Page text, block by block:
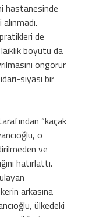
hastanesinde
de
boyutu da
öngörür
siyasi bir
“kaçak
o
ve
hatırlattı.
arkasına
ülkedeki